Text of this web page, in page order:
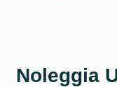
Noleggia